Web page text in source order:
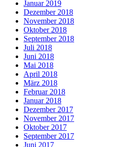
Januar 2019
Dezember 2018
November 2018
Oktober 2018
September 2018
Juli 2018
Juni 2018
Mai 2018
April 2018
März 2018
Februar 2018
Januar 2018
Dezember 2017
November 2017
Oktober 2017
September 2017
Juni 2017